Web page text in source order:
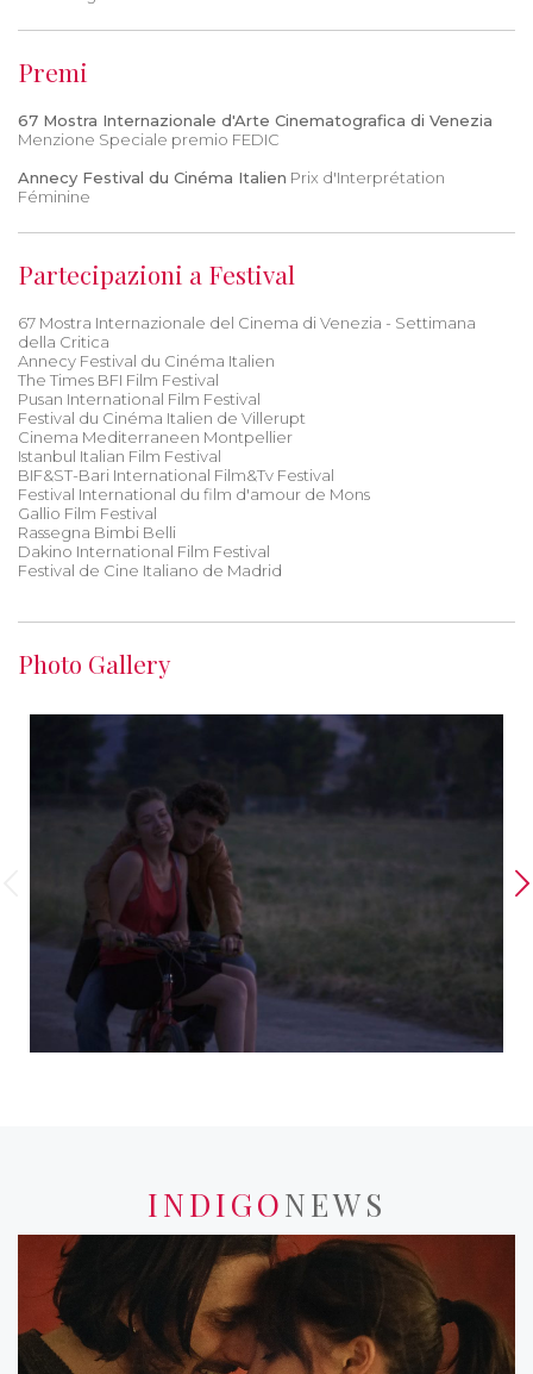
Premi
67 Mostra Internazionale d'Arte Cinematografica di Venezia
Menzione Speciale premio FEDIC
Annecy Festival du Cinéma Italien Prix d'Interprétation
Féminine
Partecipazioni a Festival
67 Mostra Internazionale del Cinema di Venezia - Settimana
della Critica
Annecy Festival du Cinéma Italien
The Times BFI Film Festival
Pusan International Film Festival
Festival du Cinéma Italien de Villerupt
Cinema Mediterraneen Montpellier
Istanbul Italian Film Festival
BIF&ST-Bari International Film&Tv Festival
Festival International du film d'amour de Mons
Gallio Film Festival
Rassegna Bimbi Belli
Dakino International Film Festival
Festival de Cine Italiano de Madrid
Photo Gallery
INDIGONEWS